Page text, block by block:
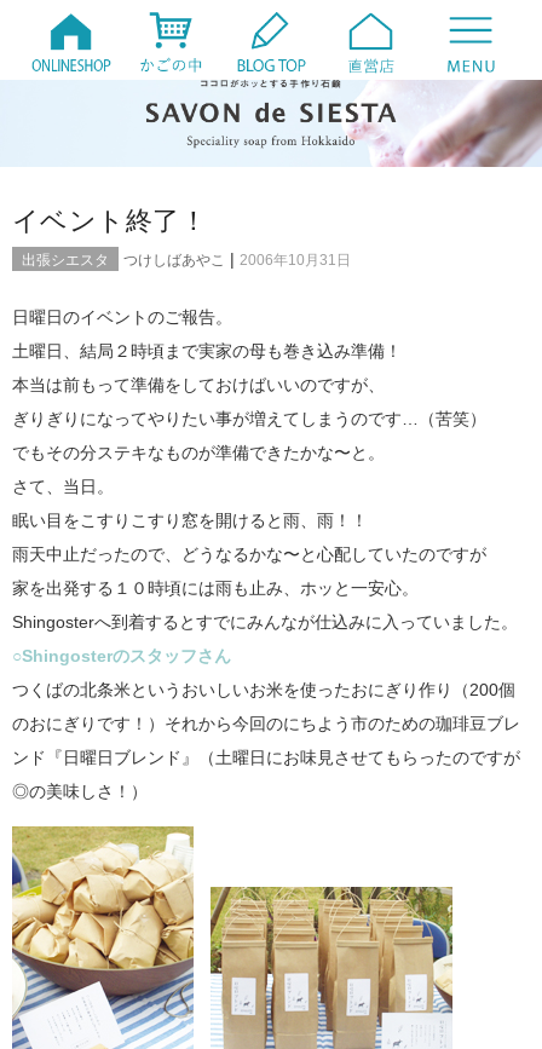
イベント終了！
出張シエスタ つけしばあやこ | 2006年10月31日
日曜日のイベントのご報告。
土曜日、結局２時頃まで実家の母も巻き込み準備！
本当は前もって準備をしておけばいいのですが、
ぎりぎりになってやりたい事が増えてしまうのです…（苦笑）
でもその分ステキなものが準備できたかな〜と。
さて、当日。
眠い目をこすりこすり窓を開けると雨、雨！！
雨天中止だったので、どうなるかな〜と心配していたのですが
家を出発する１０時頃には雨も止み、ホッと一安心。
Shingosterへ到着するとすでにみんなが仕込みに入っていました。
○Shingosterのスタッフさん
つくばの北条米というおいしいお米を使ったおにぎり作り（200個
のおにぎりです！）それから今回のにちよう市のための珈琲豆ブレ
ンド『日曜日ブレンド』（土曜日にお味見させてもらったのですが
◎の美味しさ！）